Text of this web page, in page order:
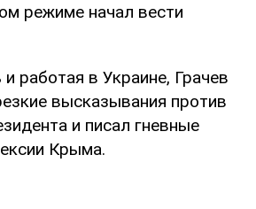
режиме начал вести
работая в Украине, Грачев
высказывания против
и писал гневные
Крыма.